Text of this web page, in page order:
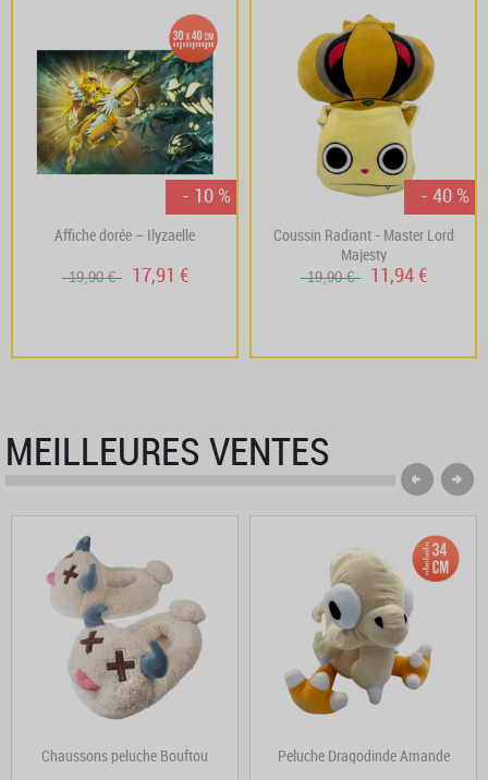
- 10 %
Affiche dorée – Ilyzaelle
19,90 € 17,91 €
- 40 %
Coussin Radiant - Master Lord
Majesty
19,90 € 11,94 €
MEILLEURES VENTES
Chaussons peluche Bouftou Peluche Dragodinde Amande